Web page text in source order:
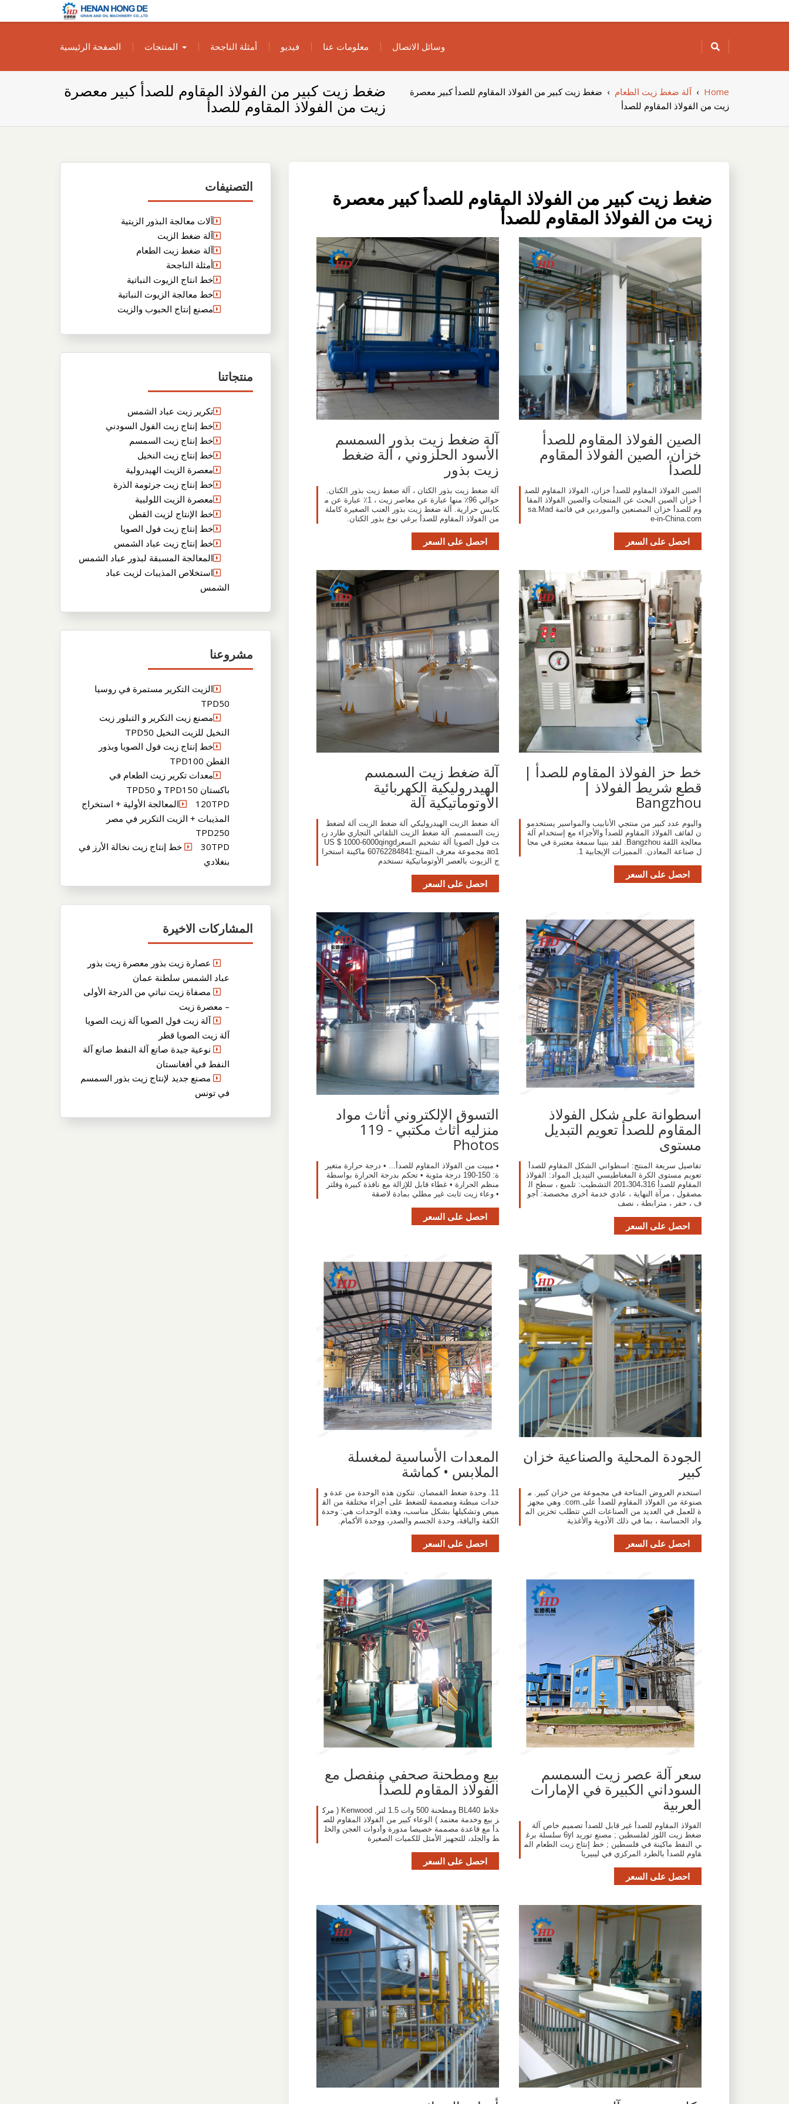
to
الزيوت النباتية
الخاص بك
الصفحة الرئيسية
المنتجات أمثلة الناجحة فيديو معلومات عنا وسائل الاتصال
ضغط زيت كبير من الفولاذ المقاوم للصدأ كبير معصرة
زيت من الفولاذ المقاوم للصدأ
Home
›آلة ضغط زيت الطعام › ضغط زيت كبير من الفولاذ المقاوم للصدأ كبير معصرة
زيت من الفولاذ المقاوم للصدأ
التصنيفات
آلات معالجة البذور الزيتية
آلة ضغط الزيت
آلة ضغط زيت الطعام
أمثلة الناجحة
خط انتاج الزيوت النباتية
خط معالجة الزيوت النباتية
مصنع إنتاج الحبوب والزيت
منتجاتنا
تكرير زيت عباد الشمس
خط إنتاج زيت الفول السودني
خط إنتاج زيت السمسم
خط إنتاج زيت النخيل
معصرة الزيت الهيدرولية
خط إنتاج زيت جرثومة الذرة
معصرة الزيت اللولبية
خط الإنتاج لزيت القطن
خط إنتاج زيت فول الصويا
خط إنتاج زيت عباد الشمس
المعالجة المسبقة لبذور عباد الشمس
استخلاص المذيبات لزيت عباد
الشمس
مشروعنا
الزيت التكرير مستمرة في روسيا
TPD50
مصنع زيت التكرير و التبلور زيت
النخيل للزيت النخيل TPD50
خط إنتاج زيت فول الصويا وبذور
القطن TPD100
معدات تكرير زيت الطعام في
باكستان TPD150 و TPD50
120TPDالمعالجة الأولية + استخراج
المذيبات + الزيت التكرير في مصر
TPD250
30TPD خط إنتاج زيت نخالة الأرز في
بنغلادي
المشاركات الاخيرة
عصارة زيت بذور معصرة زيت بذور
عباد الشمس سلطنة عمان
مصفاة زيت نباتي من الدرجة الأولى
– معصرة زيت
آلة زيت فول الصويا آلة زيت الصويا
آلة زيت الصويا قطر
نوعية جيدة صانع آلة النفط صانع آلة
النفط في أفغانستان
مصنع جديد لإنتاج زيت بذور السمسم
في تونس
ضغط زيت كبير من الفولاذ المقاوم للصدأ كبير معصرة
زيت من الفولاذ المقاوم للصدأ
الصين الفولاذ المقاوم للصدأ
خزان، الصين الفولاذ المقاوم
للصدأ
الصين الفولاذ المقاوم للصدأ خزان، الفولاذ المقاوم للصد
أ خزان الصين البحث عن المنتجات والصين الفولاذ المقا
وم للصدأ خزان المصنعين والموردين في قائمة sa.Mad
e-in-China.com
احصل على السعر
آلة ضغط زيت بذور السمسم
الأسود الحلزوني ، آلة ضغط
زيت بذور
آلة ضغط زيت بذور الكتان ، آلة ضغط زيت بذور الكتان.
حوالي 96٪ منها عبارة عن معاصر زيت ، 1٪ عبارة عن م
كابس حرارية. آلة ضغط زيت بذور العنب الصغيرة كاملة
من الفولاذ المقاوم للصدأ برغي نوع بذور الكتان.
احصل على السعر
خط حز الفولاذ المقاوم للصدأ |
قطع شريط الفولاذ |
Bangzhou
واليوم عدد كبير من منتجي الأنابيب والمواسير يستخدمو
ن لفائف الفولاذ المقاوم للصدأ والأجزاء مع إستخدام آلة
معالجة اللفة Bangzhou. لقد بنينا سمعة معتبرة في مجا
ل صناعة المعادن. المميزات الإيجابية 1.
احصل على السعر
آلة ضغط زيت السمسم
الهيدروليكية الكهربائية
الأوتوماتيكية آلة
آلة ضغط الزيت الهيدروليكي آلة ضغط الزيت آلة لضغط
زيت السمسم. آلة ضغط الزيت التلقائي التجاري طارد زي
ت فول الصويا آلة تشحيم السعرUS $ 1000-6000qingd
ao1 مجموعة معرف المنتج:60762284841 ماكينة استخرا
ج الزيوت بالعصر الأوتوماتيكية تستخدم
احصل على السعر
اسطوانة على شكل الفولاذ
المقاوم للصدأ تعويم التبديل
مستوى
تفاصيل سريعة المنتج: اسطواني الشكل المقاوم للصدأ
تعويم مستوى الكرة المغناطيسي التبديل المواد: الفولاذ
المقاوم للصدأ 201،304،316 التشطيب: تلميع ، سطح ال
مصقول ، مرآة النهاية ، عادي خدمة أخرى مخصصة: أجو
ف ، حفر ، مترابطة ، نصف
احصل على السعر
‫التسوق الإلكتروني أثاث مواد
منزليه أثاث مكتبي - 119
Photos
• مبيت من الفولاذ المقاوم للصدأ... • درجة حرارة متغير
ة: 150-190 درجة مئوية • تحكم بدرجة الحرارة بواسطة
منظم الحرارة • غطاء قابل للإزالة مع نافذة كبيرة وفلتر
• وعاء زيت ثابت غير مطلي بمادة لاصقة
احصل على السعر
الجودة المحلية والصناعية خزان
كبير
استخدم العروض المتاحة في مجموعة من خزان كبير. م
صنوعة من الفولاذ المقاوم للصدأ على.com. وهي مجهز
ة للعمل في العديد من الصناعات التي تتطلب تخزين الم
واد الحساسة ، بما في ذلك الأدوية والأغذية
احصل على السعر
المعدات الأساسية لمغسلة
الملابس • كماشة
11. وحدة ضغط القمصان. تتكون هذه الوحدة من عدة و
حدات مبطنة ومصممة للضغط على أجزاء مختلفة من الق
ميص وتشكيلها بشكل مناسب، وهذه الوحدات هي: وحدة
الكفة والياقة، وحدة الجسم والصدر، ووحدة الأكمام.
احصل على السعر
سعر آلة عصر زيت السمسم
السوداني الكبيرة في الإمارات
العربية
الفولاذ المقاوم للصدأ غير قابل للصدأ تصميم خاص آلة
ضغط زيت اللوز لفلسطين ; مصنع توريد 6yl سلسلة برغ
ي النفط ماكينة في فلسطين ; خط إنتاج زيت الطعام الم
قاوم للصدأ بالطرد المركزي في ليبيريا
احصل على السعر
بيع ومطحنة صحفي منفصل مع
الفولاذ المقاوم للصدأ
خلاط BL440 ومطحنة 500 وات 1.5 لتر, Kenwood (‏ مرك
ز بيع وخدمة معتمد ‏) الوعاء كبير من الفولاذ المقاوم للص
دأ مع قاعدة مصممة خصيصا مدورة وأدوات العجن والخل
ط والجلد، للتجهيز الأمثل للكميات الصغيرة
احصل على السعر